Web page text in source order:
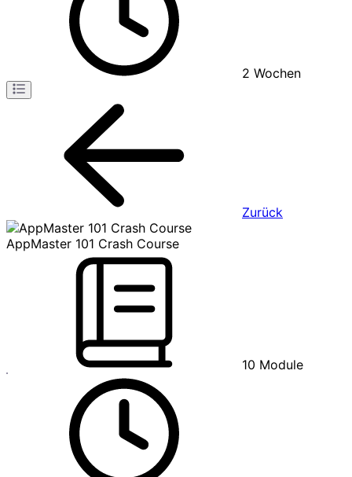
2 Wochen
Zurück
AppMaster 101 Crash Course
10 Module